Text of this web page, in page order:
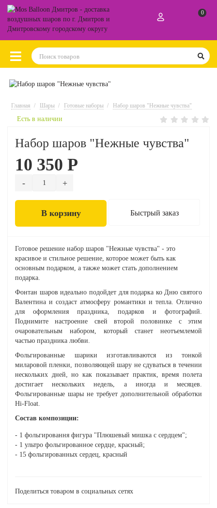
0
Главная Шары Готовые наборы Набор шаров "Нежные чувства"
Есть в наличии
Набор шаров "Нежные чувства"
10 350 Р
В корзину Быстрый заказ
Готовое решение набор шаров "Нежные чувства" - это
красивое и стильное решение, которое может быть как
основным подарком, а также может стать дополнением
подарка.
Фонтан шаров идеально подойдет для подарка ко Дню святого
Валентина и создаст атмосферу романтики и тепла. Отлично
для оформления праздника, подарков и фотографий.
Поднимите настроение свей второй половинке с этим
очаровательным набором, который станет неотъемлемой
частью праздника любви.
Фольгированные шарики изготавливаются из тонкой
миларовой пленки, позволяющей шару не сдуваться в течении
нескольких дней, но как показывает практик, время полета
достигает нескольких недель, а иногда и месяцев.
Фольгированные шары не требует дополнительной обработки
Hi-Float.
Состав композиции:
- 1 фольгировання фигура "Плюшевый мишка с сердцем";
- 1 ультро фольгированное сердце, красный;
- 15 фольгированных сердец, красный
Поделиться товаром в социальных сетях